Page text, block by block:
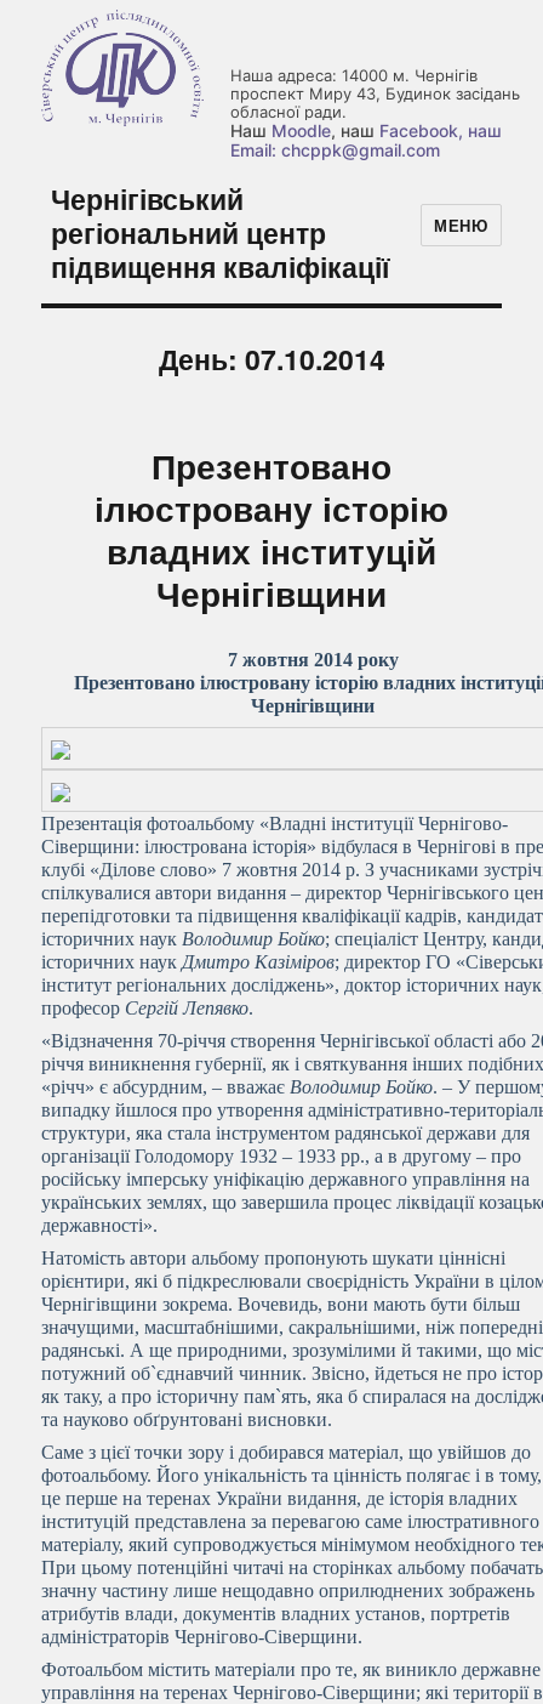
Наша адреса: 14000 м. Чернігів
проспект Миру 43, Будинок засідань
обласної ради.
Наш Moodle, наш Facebook, наш
Email: chcppk@gmail.com
Чернігівський
регіональний центр
підвищення кваліфікації
МЕНЮ
День: 07.10.2014
Презентовано
ілюстровану історію
владних інституцій
Чернігівщини
7 жовтня 2014 року
Презентовано ілюстровану історію владних
Чернігівщини
Презентація фотоальбому «Владні інституції Чернігово-
Сіверщини: ілюстрована історія» відбулася в Чернігові в
клубі «Ділове слово» 7 жовтня 2014 р. З учасниками
спілкувалися автори видання – директор Чернігівського
перепідготовки та підвищення кваліфікації кадрів, кандидат
історичних наук Володимир Бойко; спеціаліст Центру,
історичних наук Дмитро Казіміров; директор ГО
інститут регіональних досліджень», доктор історичних
професор Сергій Лепявко.
«Відзначення 70-річчя створення Чернігівської області або
річчя виникнення губернії, як і святкування інших
«річч» є абсурдним, – вважає Володимир Бойко. – У
випадку йшлося про утворення адміністративно-
структури, яка стала інструментом радянської держави для
організації Голодомору 1932 – 1933 рр., а в другому – про
російську імперську уніфікацію державного управління на
українських землях, що завершила процес ліквідації
державності».
Натомість автори альбому пропонують шукати ціннісні
орієнтири, які б підкреслювали своєрідність України в
Чернігівщини зокрема. Вочевидь, вони мають бути більш
значущими, масштабнішими, сакральнішими, ніж попередні
радянські. А ще природними, зрозумілими й такими, що
потужний об`єднавчий чинник. Звісно, йдеться не про
як таку, а про історичну пам`ять, яка б спиралася на
та науково обґрунтовані висновки.
Саме з цієї точки зору і добирався матеріал, що увійшов до
фотоальбому. Його унікальність та цінність полягає і в
це перше на теренах України видання, де історія владних
інституцій представлена за перевагою саме ілюстративного
матеріалу, який супроводжується мінімумом необхідного
При цьому потенційні читачі на сторінках альбому побачать
значну частину лише нещодавно оприлюднених зображень
атрибутів влади, документів владних установ, портретів
адміністраторів Чернігово-Сіверщини.
Фотоальбом містить матеріали про те, як виникло державне
управління на теренах Чернігово-Сіверщини; які території в